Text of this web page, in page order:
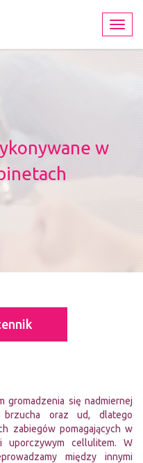
w
gromadzenia się nadmiernej
brzucha oraz ud, dlatego
zabiegów pomagających w
uporczywym cellulitem. W
między innymi